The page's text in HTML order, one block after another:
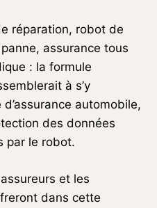
réparation, robot de
assurance tous
: la formule
à s’y
automobile,
des données
par le robot.
et les
dans cette